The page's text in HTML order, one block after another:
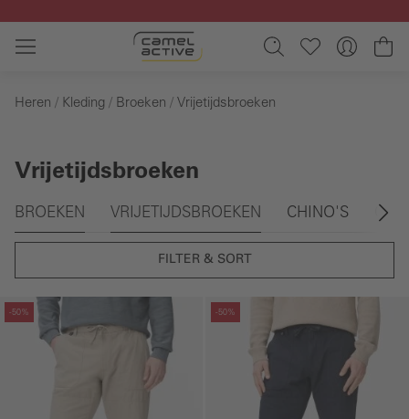
Ga naar de hoofdinhoud
Heren Kleding Broeken Vrijetijdsbroeken
Vrijetijdsbroeken
Galerie overslaan
BROEKEN VRIJETIJDSBROEKEN CHINO'S
FILTER & SORT
-50%
overslaan
-50%
Galerie overslaan